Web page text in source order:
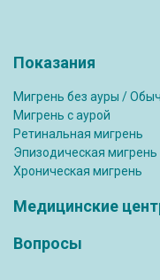
Показания
Мигрень без ауры /
Мигрень с аурой
Ретинальная мигрень
Эпизодическая мигрень
Хроническая мигрень
Медицинские
Вопросы